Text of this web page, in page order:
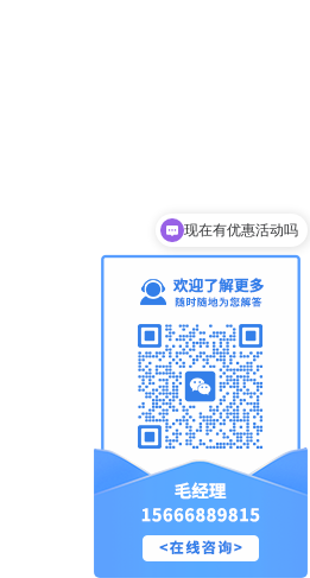
可以介绍下你们的产品么